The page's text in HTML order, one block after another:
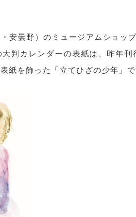
安曇野）のミュージアムショッ
判カレンダーの表紙は、昨年
を飾った「立てひざの少年」で